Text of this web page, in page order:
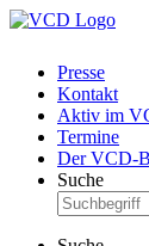
Presse
Kontakt
Aktiv im
Termine
Der VCD-
Suche